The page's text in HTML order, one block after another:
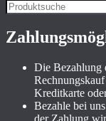
Die Bezahlung
Kreditkarte
Bezahle bei